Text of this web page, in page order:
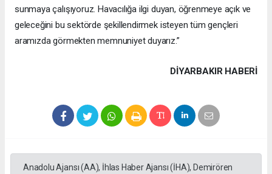
sunmaya çalışıyoruz. Havacılığa ilgi duyan, öğrenmeye açık ve
geleceğini bu sektörde şekillendirmek isteyen tüm gençleri
aramızda görmekten memnuniyet duyarız.”
DIYARBAKIR HABERİ
Anadolu Ajansı (AA), İhlas Haber Ajansı (İHA), Demirören